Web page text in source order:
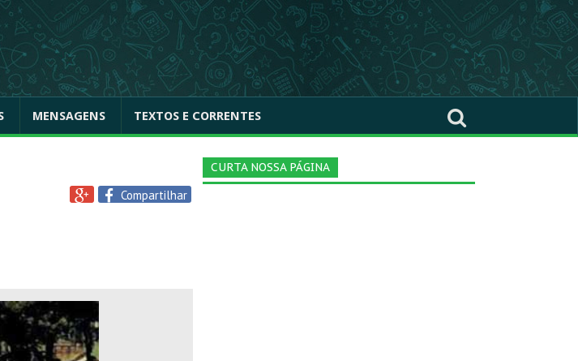
MENSAGENS TEXTOS E CORRENTES
Compartilhar
CURTA NOSSA PÁGINA